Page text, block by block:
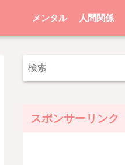
メンタル 人間関係
スポンサーリンク